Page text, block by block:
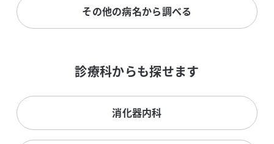
その他の病名から調べる
診療科からも探せます
消化器内科